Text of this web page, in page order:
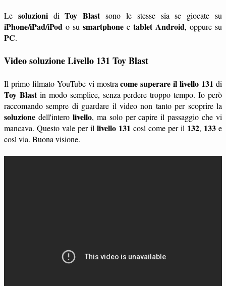
Le soluzionidiToy Blastsono le stesse sia se giocate su
iPhone/iPad/iPod o su smartphone e tablet Android, oppure su
PC.
Video soluzione Livello 131 Toy Blast
Il primo filmato YouTube vi mostracome superare il livello 131 di
Toy Blastin modo semplice, senza perdere troppo tempo. Io però
raccomando sempre di guardare il video non tanto per scoprire la
soluzione dell'intero livello, ma solo per capire il passaggio che vi
mancava. Questo vale per il livello 131 così come per il 132, 133 e
così via. Buona visione.